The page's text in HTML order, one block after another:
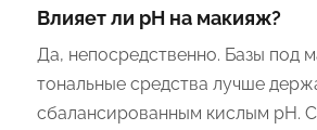
Влияет ли pH на макияж?
Да, непосредственно. Базы под
тональные средства лучше
сбалансированным кислым pH.